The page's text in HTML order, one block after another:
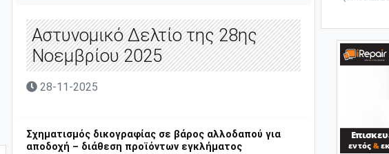
Αστυνομικό Δελτίο της 28ης
Νοεμβρίου 2025
28-11-2025
Σχηματισμός δικογραφίας σε βάρος αλλοδαπού για
αποδοχή – διάθεση προϊόντων εγκλήματος